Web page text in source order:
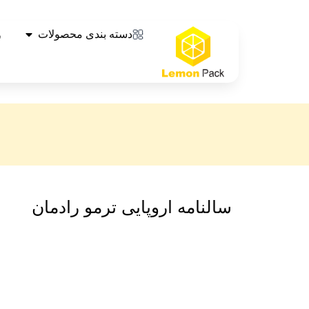
دسته بندی محصولات
سالنامه اروپایی ترمو رادمان